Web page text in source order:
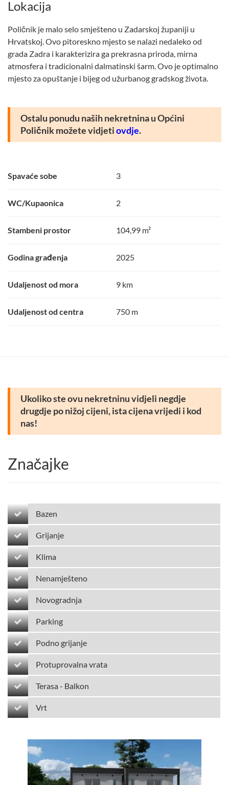
Lokacija
Poličnik je malo selo smješteno u Zadarskoj županiji u
Hrvatskoj. Ovo pitoreskno mjesto se nalazi nedaleko od
grada Zadra i karakterizira ga prekrasna priroda, mirna
atmosfera i tradicionalni dalmatinski šarm. Ovo je optimalno
mjesto za opuštanje i bijeg od užurbanog gradskog života.
Ostalu ponudu naših nekretnina u Općini
Poličnik možete vidjetiovdje.
Spavaće sobe 3
WC/Kupaonica 2
Stambeni prostor 104,99 m²
Godina građenja 2025
Udaljenost od mora 9 km
Udaljenost od centra 750 m
Ukoliko ste ovu nekretninu vidjeli negdje
drugdje po nižoj cijeni, ista cijena vrijedi i kod
nas!
Značajke
Bazen
Grijanje
Klima
Nenamješteno
Novogradnja
Parking
Podno grijanje
Protuprovalna vrata
Terasa - Balkon
Vrt